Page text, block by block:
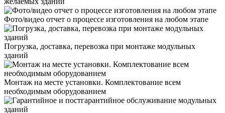
Фото/видео отчет о процессе изготовления на любом этапе
Погрузка, доставка, перевозка при монтаже модульных
зданий
Монтаж на месте установки. Комплектование всем
необходимым оборудованием